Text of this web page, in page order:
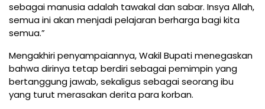
sebagai manusia adalah tawakal dan sabar. Insya Allah,
semua ini akan menjadi pelajaran berharga bagi kita
semua.”
Mengakhiri penyampaiannya, Wakil Bupati menegaskan
bahwa dirinya tetap berdiri sebagai pemimpin yang
bertanggung jawab, sekaligus sebagai seorang ibu
yang turut merasakan derita para korban.